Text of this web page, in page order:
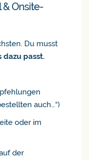
& Onsite-
Du musst
dazu passt.
auch…“)
oder im
der